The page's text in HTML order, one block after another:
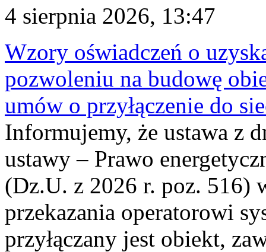
4 sierpnia 2026, 13:47
Wzory oświadczeń o
pozwoleniu na budowę
umów o przyłączenie do
Informujemy, że ustawa z
ustawy – Prawo
(Dz.U. z 2026 r. poz. 516)
przekazania operatorowi
przyłączany jest obiekt,